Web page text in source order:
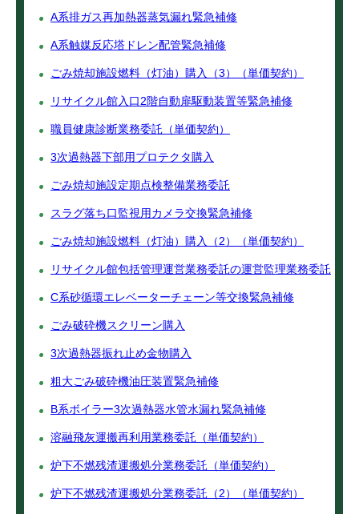
A系排ガス再加熱器蒸気漏れ緊急補修
A系触媒反応塔ドレン配管緊急補修
ごみ焼却施設燃料（灯油）購入（3）（単価契約）
リサイクル館入口2階自動扉駆動装置等緊急補修
職員健康診断業務委託（単価契約）
3次過熱器下部用プロテクタ購入
ごみ焼却施設定期点検整備業務委託
スラグ落ち口監視用カメラ交換緊急補修
ごみ焼却施設燃料（灯油）購入（2）（単価契約）
リサイクル館包括管理運営業務委託の運営監理業務委託
C系砂循環エレベーターチェーン等交換緊急補修
ごみ破砕機スクリーン購入
3次過熱器振れ止め金物購入
粗大ごみ破砕機油圧装置緊急補修
B系ボイラー3次過熱器水管水漏れ緊急補修
溶融飛灰運搬再利用業務委託（単価契約）
炉下不燃残渣運搬処分業務委託（単価契約）
炉下不燃残渣運搬処分業務委託（2）（単価契約）